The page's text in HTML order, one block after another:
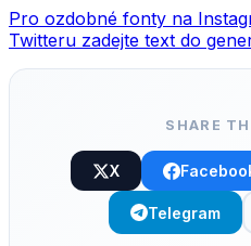
Pro ozdobné fonty na
Twitteru zadejte text do
SHARE
X
Telegram